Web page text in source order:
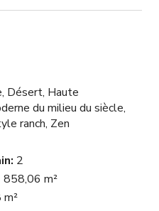
ont eu lieu grâce à
Quartier calme.
interviews extérieures ou
Désert, Haute
du milieu du siècle,
ranch, Zen
2
858,06 m²